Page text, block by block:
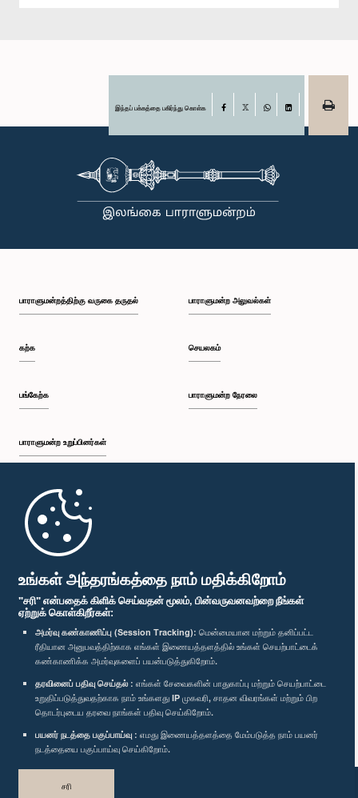
உங்கள் அந்தரங்கத்தை நாம் மதிக்கிறோம்
"சரி" என்பதைக் கிளிக் செய்வதன் மூலம், பின்வருவனவற்றை நீங்கள்
ஏற்றுக் கொள்கிறீர்கள்:
அமர்வு கண்காணிப்பு (Session Tracking): மென்மையான மற்றும் தனிப்பட்ட
ரீதியான அனுபவத்திற்காக எங்கள் இணையத்தளத்தில் உங்கள் செயற்பாட்டைக்
கண்காணிக்க அமர்வுகளைப் பயன்படுத்துகிறோம்.
தரவினைப் பதிவு செய்தல் : எங்கள் சேவைகளின் பாதுகாப்பு மற்றும் செயற்பாட்டை
உறுதிப்படுத்துவதற்காக நாம் உங்களது IP முகவரி, சாதன விவரங்கள் மற்றும் பிற
தொடர்புடைய தரவை நாங்கள் பதிவு செய்கிறோம்.
பயனர் நடத்தை பகுப்பாய்வு : எமது இணையத்தளத்தை மேம்படுத்த நாம் பயனர்
நடத்தையை பகுப்பாய்வு செய்கிறோம்.
சரி
இந்தப் பக்கத்தை பகிர்ந்து கொள்க Facebook
பாராளுமன்றத்திற்கு வருகை தருதல்
கற்க
பங்கேற்க
பாராளுமன்ற உறுப்பினர்கள்
முதற்பக்கம்
பாராளுமன்ற அலுவல்கள்
செயலகம்
பாராளுமன்ற நேரலை
பாராளுமன்ற கையடக்க செயலி
எம்மை பின்தொடர்க :
விருதுகள்
தனியுரிமைக் கொள்கை